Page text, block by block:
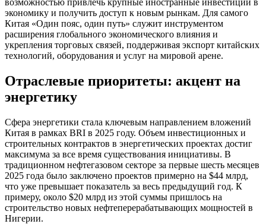
экономику и получить доступ к новым рынкам. Для самого
Китая «Один пояс, один путь» служит инструментом
расширения глобального экономического влияния и
укрепления торговых связей, поддерживая экспорт китайских
технологий, оборудования и услуг на мировой арене.
Отраслевые приоритеты: акцент на
энергетику
Сфера энергетики стала ключевым направлением вложений
Китая в рамках BRI в 2025 году. Объем инвестиционных и
строительных контрактов в энергетических проектах достиг
максимума за все время существования инициативы. В
традиционном нефтегазовом секторе за первые шесть месяцев
2025 года было заключено проектов примерно на $44 млрд,
что уже превышает показатель за весь предыдущий год. К
примеру, около $20 млрд из этой суммы пришлось на
строительство новых нефтеперерабатывающих мощностей в
Нигерии.